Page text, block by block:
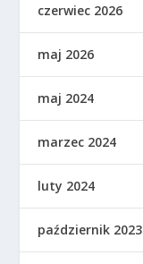
czerwiec 2026
maj 2026
maj 2024
marzec 2024
luty 2024
październik 2023